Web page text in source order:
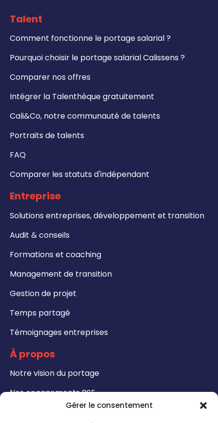
Gérer le consentement
Talent
Comment fonctionne le portage salarial ?
Pourquoi choisir le portage salarial Calissens ?
Comparer nos offres
Intégrer la Talenthèque gratuitement
Cali&Co, notre communauté de talents
Portraits de talents
FAQ
Comparer les statuts d'indépendant
Entreprise
Solutions entreprises, développement et transition
Audit & conseils
Formations et coaching
Management de transition
Gestion de projet
Temps partagé
Témoignages entreprises
À propos
Notre vision du portage
Nos engagements RSE